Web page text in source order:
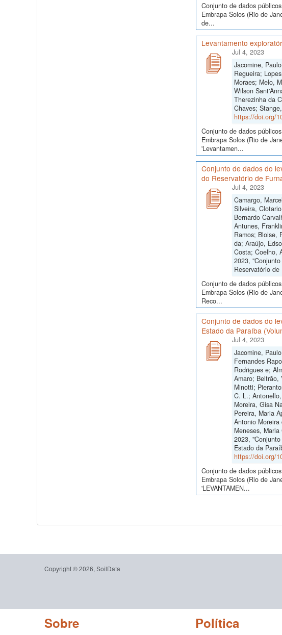
Conjunto de dados
Embrapa Solos (Rio de
de...
Levantamento
Jul 4, 2023
Jacomine,
Regueira;
Moraes; Melo,
Wilson
Therezinha da
Chaves;
https://doi.org/
Conjunto de dados
Embrapa Solos (Rio de
'Levantamen...
Conjunto de dados do
do Reservatório de
Jul 4, 2023
Camargo,
Silveira,
Bernardo
Antunes,
Ramos; Bloise,
da; Araújo,
Costa; Coelho,
2023,
Reservatório de
Conjunto de dados
Embrapa Solos (Rio de
Reco...
Conjunto de dados do
Estado da Paraíba
Jul 4, 2023
Jacomine,
Fernandes
Rodrigues e;
Amaro; Beltrão,
Minotti;
C. L.;
Moreira, Gisa
Pereira, Maria
Antonio
Meneses,
2023,
Estado da
https://doi.org/
Conjunto de dados
Embrapa Solos (Rio de
'LEVANTAMEN...
Copyright © 2026, SoilData
Sobre Política